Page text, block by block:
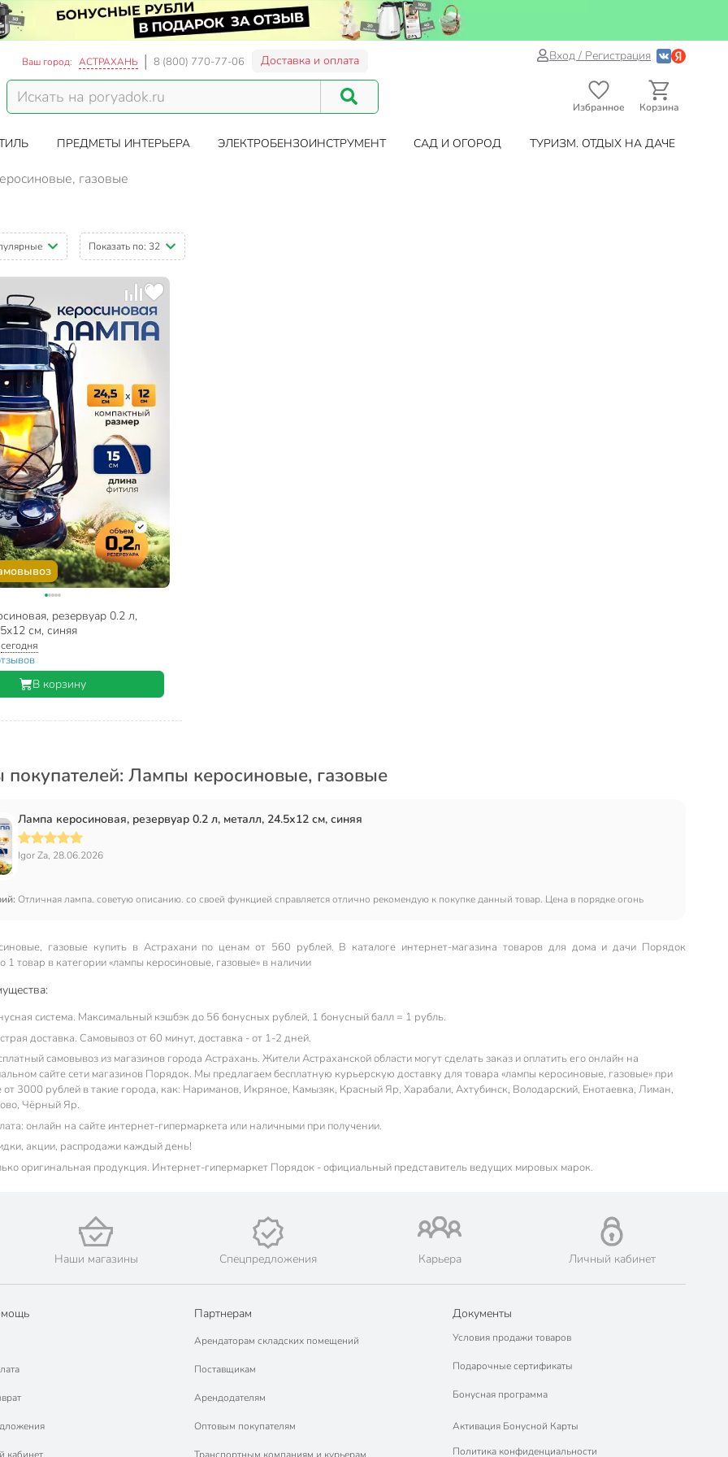
Ваш город: АСТРАХАНЬ 8 (800) 770-77-06 Доставка и оплата Вход / Регистрация
Избранное Корзина
ПРЕДМЕТЫ ИНТЕРЬЕРА ЭЛЕКТРОБЕНЗОИНСТРУМЕНТ САД И ОГОРОД ТУРИЗМ. ОТДЫХ НА ДАЧЕ
газовые
Показать по: 32
резервуар 0.2 л,
см, синяя
сегодня
В корзину
Лампы керосиновые, газовые
Лампа керосиновая, резервуар 0.2 л, металл, 24.5х12 см, синяя
Igor Za, 28.06.2026
Отличная лампа. советую описанию. со своей функцией справляется отлично рекомендую к покупке данный товар. Цена в порядке огонь
газовые купить в Астрахани по ценам от 560 рублей. В каталоге интернет-магазина товаров для дома и дачи Порядок
1 товар в категории «лампы керосиновые, газовые» в наличии
система. Максимальный кэшбэк до 56 бонусных рублей, 1 бонусный балл = 1 рубль.
доставка. Самовывоз от 60 минут, доставка - от 1-2 дней.
самовывоз из магазинов города Астрахань. Жители Астраханской области могут сделать заказ и оплатить его онлайн на
сайте сети магазинов Порядок. Мы предлагаем бесплатную курьерскую доставку для товара «лампы керосиновые, газовые» при
от 3000 рублей в такие города, как: Нариманов, Икряное, Камызяк, Красный Яр, Харабали, Ахтубинск, Володарский, Енотаевка, Лиман,
Чёрный Яр.
онлайн на сайте интернет-гипермаркета или наличными при получении.
акции, распродажи каждый день!
оригинальная продукция. Интернет-гипермаркет Порядок - официальный представитель ведущих мировых марок.
Наши магазины Спецпредложения Карьера Личный кабинет
Партнерам
Арендаторам складских помещений
Поставщикам
Арендодателям
Оптовым покупателям
Документы
Условия продажи товаров
Подарочные сертификаты
Бонусная программа
Активация Бонусной Карты
Политика конфиденциальности